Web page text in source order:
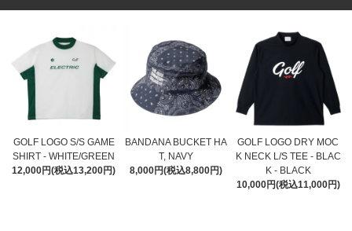
GOLF LOGO S/S GAME
SHIRT - WHITE/GREEN
12,000円(税込13,200円)
BANDANA BUCKET HA
T, NAVY
8,000円(税込8,800円)
GOLF LOGO DRY MOC
K NECK L/S TEE - BLAC
K - BLACK
10,000円(税込11,000円)